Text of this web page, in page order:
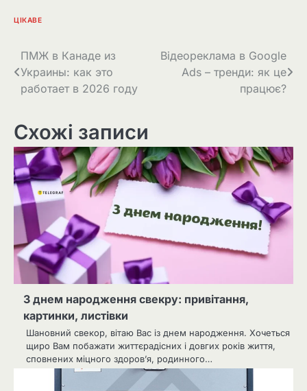
ЦІКАВЕ
Навігація
записів
ПМЖ в Канаде из
Украины: как это
работает в 2026 году
Відеореклама в Google
Ads – тренди: як це
працює?
Схожі записи
З днем народження свекру: привітання,
картинки, листівки
Шановний свекор, вітаю Вас із днем народження. Хочеться
щиро Вам побажати життєрадісних і довгих років життя,
сповнених міцного здоров’я, родинного…